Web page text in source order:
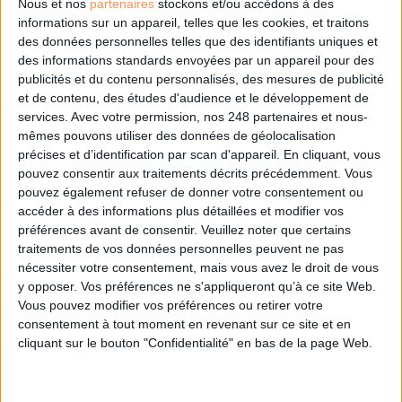
Nous et nos partenaires stockons et/ou accédons à des
informations sur un appareil, telles que les cookies, et traitons
des données personnelles telles que des identifiants uniques et
des informations standards envoyées par un appareil pour des
publicités et du contenu personnalisés, des mesures de publicité
et de contenu, des études d'audience et le développement de
services. Avec votre permission, nos 248 partenaires et nous-
mêmes pouvons utiliser des données de géolocalisation
précises et d’identification par scan d'appareil. En cliquant, vous
pouvez consentir aux traitements décrits précédemment. Vous
pouvez également refuser de donner votre consentement ou
accéder à des informations plus détaillées et modifier vos
préférences avant de consentir. Veuillez noter que certains
traitements de vos données personnelles peuvent ne pas
nécessiter votre consentement, mais vous avez le droit de vous
y opposer. Vos préférences ne s'appliqueront qu’à ce site Web.
Vous pouvez modifier vos préférences ou retirer votre
consentement à tout moment en revenant sur ce site et en
cliquant sur le bouton "Confidentialité" en bas de la page Web.
Archivage physique et électronique : enjeux, méthodes et
outils
Stratégie data : tirez profit de l’intelligence des
données
LES DERNIÈRES PARUTIONS